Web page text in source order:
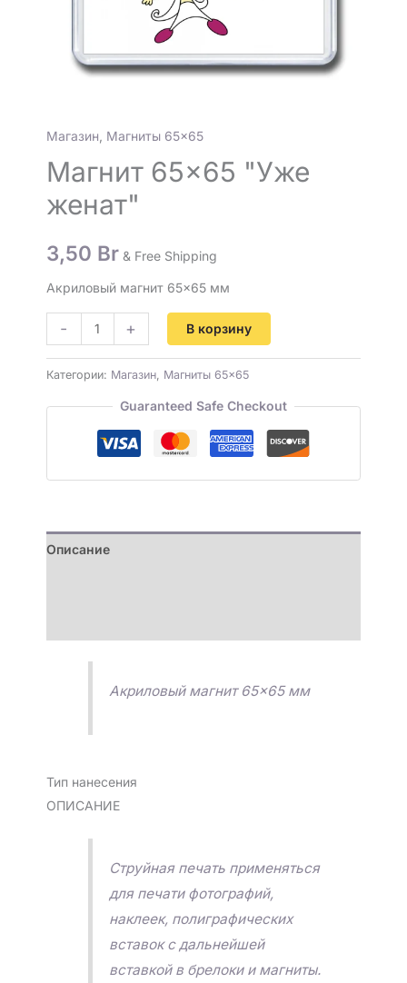
Магазин Магниты 65×65
Магнит 65×65 "Уже
женат"
3,50 Br & Free Shipping
Акриловый магнит 65×65 мм
- + В корзину
Категории: Магазин, Магниты 65×65
Guaranteed Safe Checkout
Описание
Акриловый магнит 65×65 мм
Тип нанесения
ОПИСАНИЕ
Струйная печать применяться
для печати фотографий,
наклеек, полиграфических
вставок с дальнейшей
вставкой в брелоки и магниты.